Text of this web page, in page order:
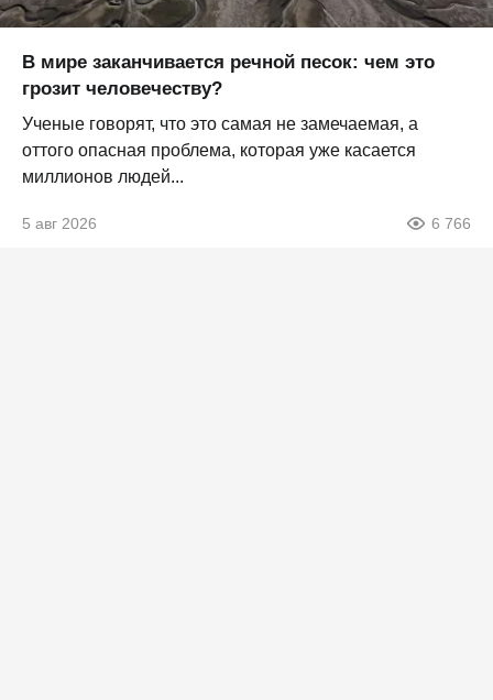
В мире заканчивается речной песок: чем это
грозит человечеству?
Ученые говорят, что это самая не замечаемая, а
оттого опасная проблема, которая уже касается
миллионов людей...
5 авг 2026 6 766